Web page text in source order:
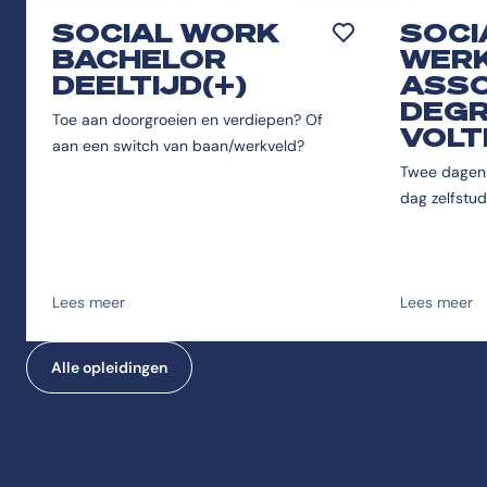
SOCIAL WORK
BACHELOR
DEELTIJD(+)
Toe aan doorgroeien en verdiepen? Of
aan een switch van baan/werkveld?
Lees meer
Toevoegen aan
Twee
dag
Lees meer
Alle opleidingen